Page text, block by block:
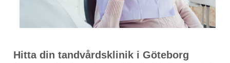
Hitta din tandvårdsklinik i Göteborg